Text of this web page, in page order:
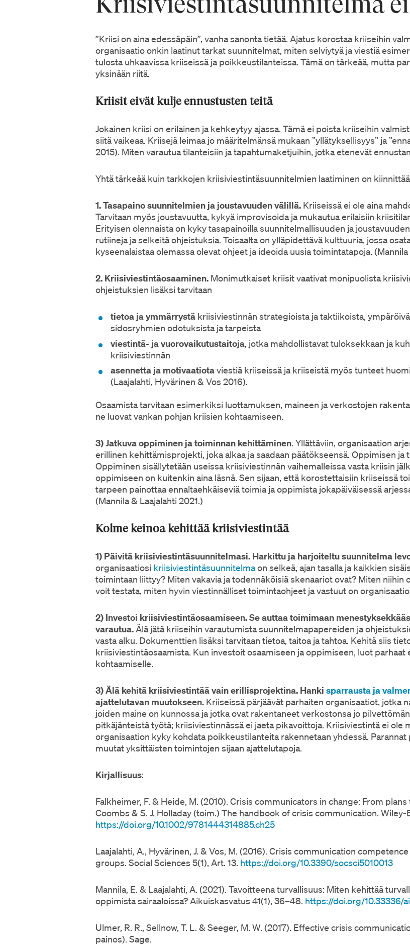
”Kriisi on aina edessäpäin”, vanha sanonta tietää. Ajatus korostaa kriiseihin
organisaatio onkin laatinut tarkat suunnitelmat, miten selviytyä ja viestiä
tulosta uhkaavissa kriiseissä ja poikkeustilanteissa. Tämä on tärkeää, mutta
yksinään riitä.
Kriisit eivät kulje ennustusten teitä
Jokainen kriisi on erilainen ja kehkeytyy ajassa. Tämä ei poista kriiseihin
siitä vaikeaa. Kriisejä leimaa jo määritelmänsä mukaan ”yllätyksellisyys” ja
2015). Miten varautua tilanteisiin ja tapahtumaketjuihin, jotka etenevät
Yhtä tärkeää kuin tarkkojen kriisiviestintäsuunnitelmien laatiminen on
1. Tasapaino suunnitelmien ja joustavuuden välillä. Kriiseissä ei ole aina
Tarvitaan myös joustavuutta, kykyä improvisoida ja mukautua erilaisiin
Erityisen olennaista on kyky tasapainoilla suunnitelmallisuuden ja
rutiineja ja selkeitä ohjeistuksia. Toisaalta on ylläpidettävä kulttuuria, jossa
kyseenalaistaa olemassa olevat ohjeet ja ideoida uusia toimintatapoja. (Mannila
2. Kriisiviestintäosaaminen. Monimutkaiset kriisit vaativat monipuolista
ohjeistuksien lisäksi tarvitaan
tietoa ja ymmärrystä kriisiviestinnän strategioista ja taktiikoista,
sidosryhmien odotuksista ja tarpeista
viestintä- ja vuorovaikutustaitoja, jotka mahdollistavat tuloksekkaan ja
kriisiviestinnän
asennetta ja motivaatiotaviestiä kriiseissä ja kriiseistä myös tunteet
(Laajalahti, Hyvärinen & Vos 2016).
Osaamista tarvitaan esimerkiksi luottamuksen, maineen ja verkostojen
ne luovat vankan pohjan kriisien kohtaamiseen.
3) Jatkuva oppiminen ja toiminnan kehittäminen.Yllättäviin, organisaation
erillinen kehittämisprojekti, joka alkaa ja saadaan päätökseensä. Oppimisen
Oppiminen sisällytetään useissa kriisiviestinnän vaihemalleissa vasta kriisin
oppimiseen on kuitenkin aina läsnä. Sen sijaan, että korostettaisiin kriiseissä
tarpeen painottaa ennaltaehkäiseviä toimia ja oppimista jokapäiväisessä
(Mannila & Laajalahti 2021.)
Kolme keinoa kehittää kriisiviestintää
1) Päivitä kriisiviestintäsuunnitelmasi. Harkittu ja harjoiteltu suunnitelma
organisaatiosi kriisiviestintäsuunnitelmaon selkeä, ajan tasalla ja kaikkien
toimintaan liittyy? Miten vakavia ja todennäköisiä skenaariot ovat? Miten niihin
voit testata, miten hyvin viestinnälliset toimintaohjeet ja vastuut on
2) Investoi kriisiviestintäosaamiseen. Se auttaa toimimaan
varautua.Älä jätä kriiseihin varautumista suunnitelmapapereiden ja
vasta alku. Dokumenttien lisäksi tarvitaan tietoa, taitoa ja tahtoa. Kehitä siis
kriisiviestintäosaamista. Kun investoit osaamiseen ja oppimiseen, luot
kohtaamiselle.
3) Älä kehitä kriisiviestintää vain erillisprojektina. Hanki sparrausta ja
ajattelutavan muutokseen. Kriiseissä pärjäävät parhaiten organisaatiot, jotka
joiden maine on kunnossa ja jotka ovat rakentaneet verkostonsa jo
pitkäjänteistä työtä; kriisiviestinnässä ei jaeta pikavoittoja. Kriisiviestintä ei ole
organisaation kyky kohdata poikkeustilanteita rakennetaan yhdessä.
muutat yksittäisten toimintojen sijaan ajattelutapoja.
Kirjallisuus:
Falkheimer, F. & Heide, M. (2010). Crisis communicators in change: From
Coombs & S. J. Holladay (toim.) The handbook of crisis communication. Wiley-
https://doi.org/10.1002/9781444314885.ch25
Laajalahti, A., Hyvärinen, J. & Vos, M. (2016). Crisis communication
groups. Social Sciences 5(1), Art. 13. https://doi.org/10.3390/socsci5010013
Mannila, E. & Laajalahti, A. (2021). Tavoitteena turvallisuus: Miten kehittää
oppimista sairaaloissa? Aikuiskasvatus 41(1), 36–48. https://doi.org/10.33336/
Ulmer, R. R., Sellnow, T. L. & Seeger, M. W. (2017). Effective crisis
painos). Sage.